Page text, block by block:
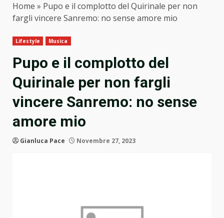
Home » Pupo e il complotto del Quirinale per non
fargli vincere Sanremo: no sense amore mio
Lifestyle Musica
Pupo e il complotto del
Quirinale per non fargli
vincere Sanremo: no sense
amore mio
Gianluca Pace Novembre 27, 2023